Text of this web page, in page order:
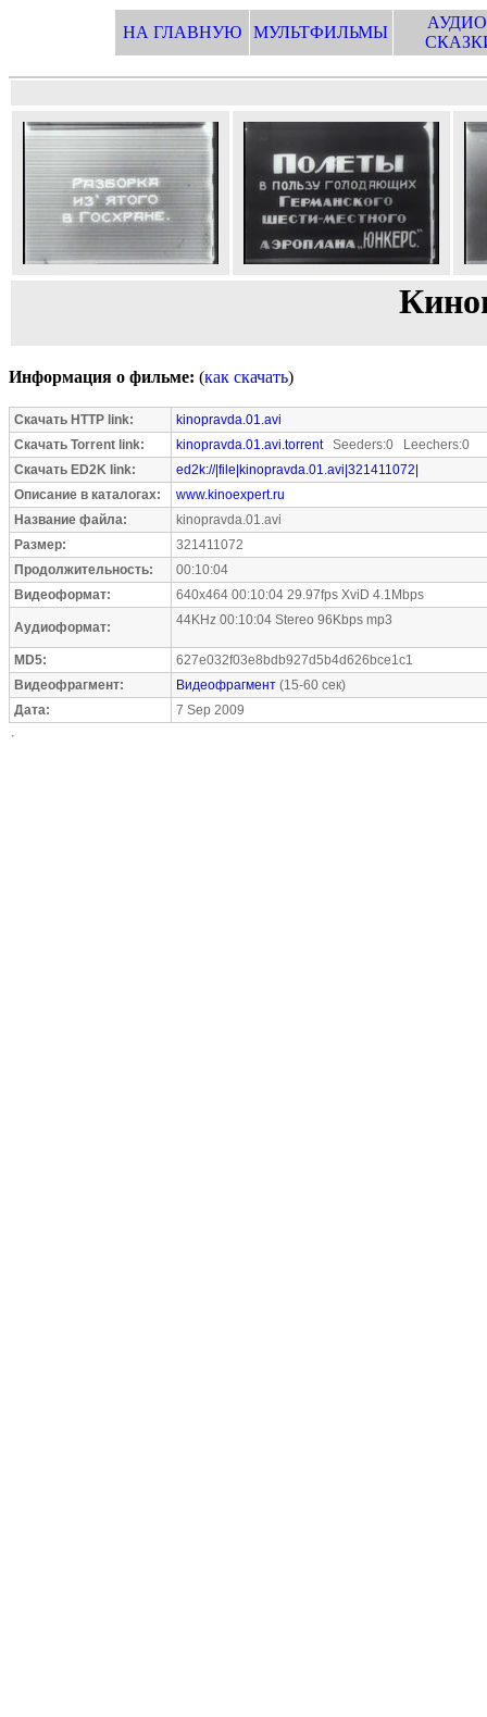
НА ГЛАВНУЮ МУЛЬТФИЛЬМЫ
Информация о фильме: (как скачать)
Скачать HTTP link:
kinopravda.01.avi
Скачать Torrent link:
kinopravda.01.avi.torrentSeeders:0 Leechers:0
Скачать ED2K link:
ed2k://|file|kinopravda.01.avi|321411072|
Описание в каталогах:
www.kinoexpert.ru
Название файла:
kinopravda.01.avi
Размер:
321411072
Продолжительность:
00:10:04
Видеоформат:
640x464 00:10:04 29.97fps XviD 4.1Mbps
Аудиоформат: 44KHz 00:10:04 Stereo 96Kbps mp3
MD5:
627e032f03e8bdb927d5b4d626bce1c1
Видеофрагмент:
Видеофрагмент (15-60 сек)
Дата:
7 Sep 2009